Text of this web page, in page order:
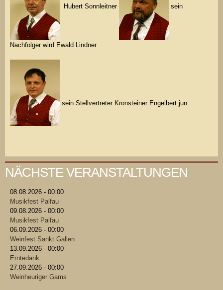
Hubert Sonnleitner sein
Nachfolger wird Ewald Lindner
sein Stellvertreter Kronsteiner Engelbert jun.
NÄCHSTE VERANSTALTUNGEN
08.08.2026 - 00:00
Musikfest Palfau
09.08.2026 - 00:00
Musikfest Palfau
06.09.2026 - 00:00
Weinfest Sankt Gallen
13.09.2026 - 00:00
Erntedank
27.09.2026 - 00:00
Weinheuriger Gams